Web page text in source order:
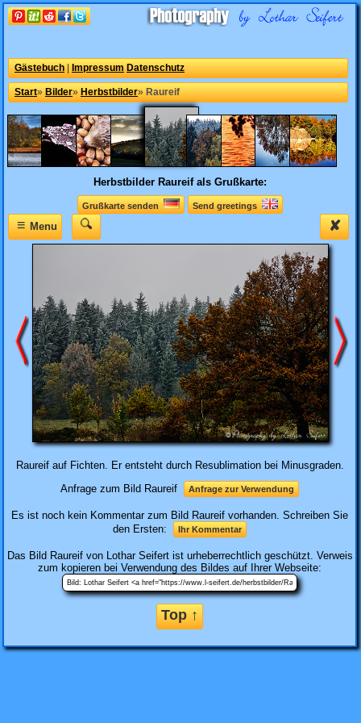
Gästebuch Impressum Datenschutz
Start» Bilder» Herbstbilder» Raureif
Herbstbilder Raureif als Grußkarte:
Grußkarte senden Send greetings
✘
≡Menu
Raureif auf Fichten. Er entsteht durch Resublimation bei Minusgraden.
Anfrage zum Bild Raureif
Anfrage zur Verwendung
Es ist noch kein Kommentar zum Bild Raureif vorhanden. Schreiben Sie
den Ersten:
Ihr Kommentar
Das Bild Raureifvon Lothar Seifert ist urheberrechtlich geschützt. Verweis
zum kopieren bei Verwendung des Bildes auf Ihrer Webseite:
Top ↑